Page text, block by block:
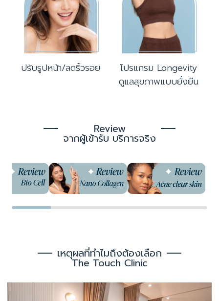
ปรับรูปหน้า/ลดริ้วรอย
โปรแกรม Longevity
ดูแลสุขภาพแบบยั่งยืน
Review
จากผู้เข้ารับ บริการจริง
เหตุผลที่ทำไมถึงต้องเลือก
The Touch Clinic